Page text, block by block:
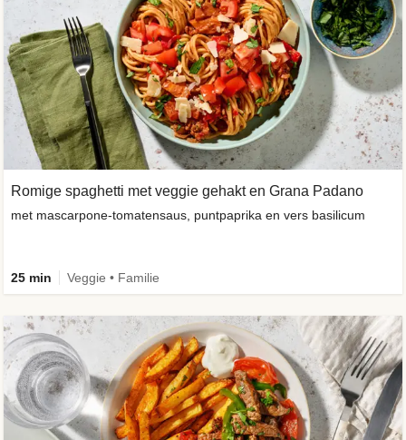
Romige spaghetti met veggie gehakt en Grana Padano
met mascarpone-tomatensaus, puntpaprika en vers basilicum
25 min Veggie • Familie